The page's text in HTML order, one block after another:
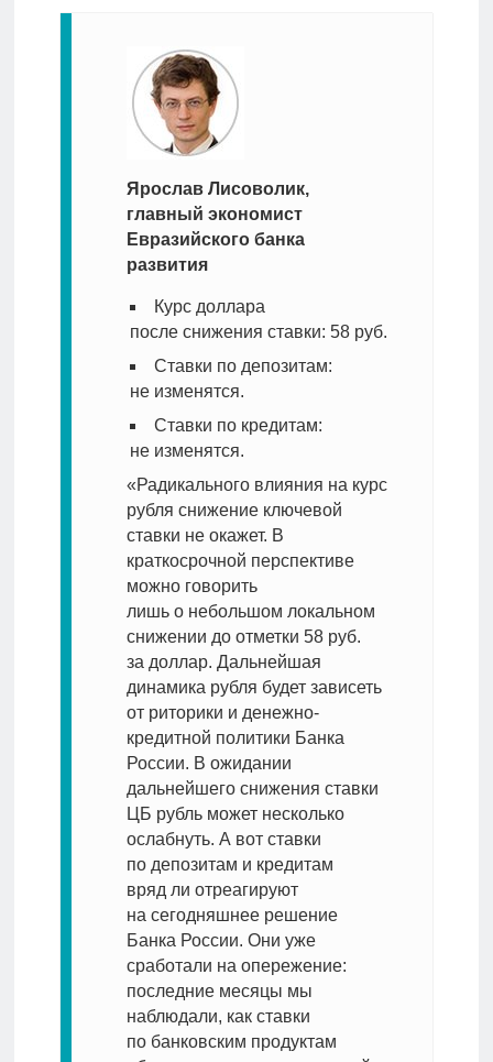
Ярослав Лисоволик,
главный экономист
Евразийского банка
развития
Курс доллара
после снижения ставки: 58 руб.
Ставки по депозитам:
не изменятся.
Ставки по кредитам:
не изменятся.
«Радикального влияния на курс
рубля снижение ключевой
ставки не окажет. В
краткосрочной перспективе
можно говорить
лишь о небольшом локальном
снижении до отметки 58 руб.
за доллар. Дальнейшая
динамика рубля будет зависеть
от риторики и денежно-
кредитной политики Банка
России. В ожидании
дальнейшего снижения ставки
ЦБ рубль может несколько
ослабнуть. А вот ставки
по депозитам и кредитам
вряд ли отреагируют
на сегодняшнее решение
Банка России. Они уже
сработали на опережение:
последние месяцы мы
наблюдали, как ставки
по банковским продуктам